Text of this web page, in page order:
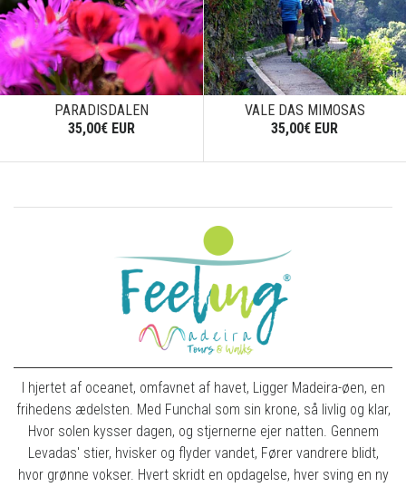
PARADISDALEN
35,00€ EUR
VALE DAS MIMOSAS
35,00€ EUR
I hjertet af oceanet, omfavnet af havet, Ligger Madeira-øen, en
frihedens ædelsten. Med Funchal som sin krone, så livlig og klar,
Hvor solen kysser dagen, og stjernerne ejer natten. Gennem
Levadas' stier, hvisker og flyder vandet, Fører vandrere blidt,
hvor grønne vokser. Hvert skridt en opdagelse, hver sving en ny